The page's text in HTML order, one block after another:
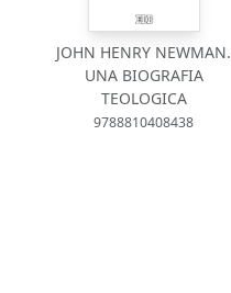
JOHN HENRY NEWMAN.
UNA BIOGRAFIA
TEOLOGICA
9788810408438